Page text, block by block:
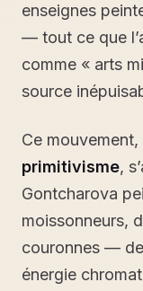
enseignes
— tout ce que
comme « arts
source
Ce
primitivisme,
Gontcharova
moissonneurs,
couronnes —
énergie